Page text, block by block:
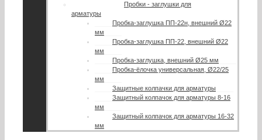
Пробки - заглушки для
арматуры
Пробка-заглушка ПП-22н, внешний Ø22
мм
Пробка-заглушка ПП-22, внешний Ø22
мм
Пробка-заглушка, внешний Ø25 мм
Пробка-ёлочка универсальная, Ø22/25
мм
Защитные колпачки для арматуры
Защитный колпачок для арматуры 8-16
мм
Защитный колпачок для арматуры 16-32
мм